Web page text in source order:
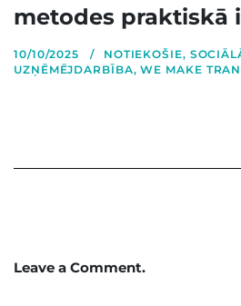
metodes praktiskā
10/10/2025 NOTIEKOŠIE,
UZŅĒMĒJDARBĪBA,WE MAKE
Leave a Comment.